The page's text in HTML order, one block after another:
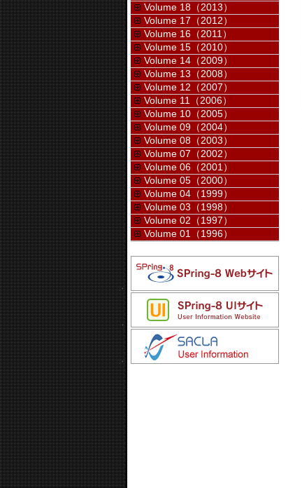
Volume 18（2013）
Volume 17（2012）
Volume 16（2011）
Volume 15（2010）
Volume 14（2009）
Volume 13（2008）
Volume 12（2007）
Volume 11（2006）
Volume 10（2005）
Volume 09（2004）
Volume 08（2003）
Volume 07（2002）
Volume 06（2001）
Volume 05（2000）
Volume 04（1999）
Volume 03（1998）
Volume 02（1997）
Volume 01（1996）